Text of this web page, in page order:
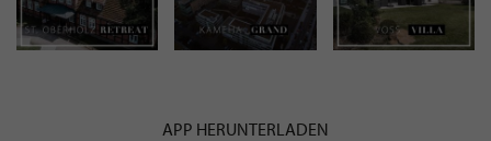
APP HERUNTERLADEN